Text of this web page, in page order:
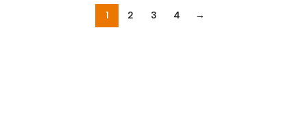
1 2 3 4 →